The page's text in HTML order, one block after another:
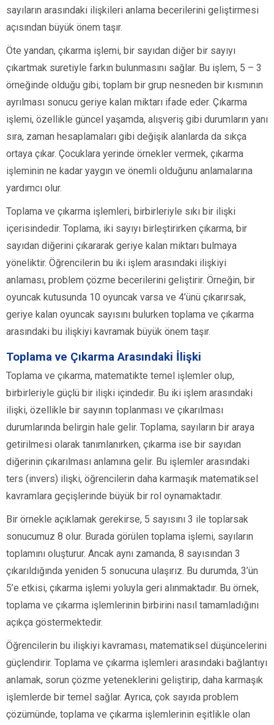
sayıların arasındaki ilişkileri anlama becerilerini geliştirmesi
açısından büyük önem taşır.
Öte yandan, çıkarma işlemi, bir sayıdan diğer bir sayıyı
çıkartmak suretiyle farkın bulunmasını sağlar. Bu işlem, 5 – 3
örneğinde olduğu gibi, toplam bir grup nesneden bir kısmının
ayrılması sonucu geriye kalan miktarı ifade eder. Çıkarma
işlemi, özellikle güncel yaşamda, alışveriş gibi durumların yanı
sıra, zaman hesaplamaları gibi değişik alanlarda da sıkça
ortaya çıkar. Çocuklara yerinde örnekler vermek, çıkarma
işleminin ne kadar yaygın ve önemli olduğunu anlamalarına
yardımcı olur.
Toplama ve çıkarma işlemleri, birbirleriyle sıkı bir ilişki
içerisindedir. Toplama, iki sayıyı birleştirirken çıkarma, bir
sayıdan diğerini çıkararak geriye kalan miktarı bulmaya
yöneliktir. Öğrencilerin bu iki işlem arasındaki ilişkiyi
anlaması, problem çözme becerilerini geliştirir. Örneğin, bir
oyuncak kutusunda 10 oyuncak varsa ve 4’ünü çıkarırsak,
geriye kalan oyuncak sayısını bulurken toplama ve çıkarma
arasındaki bu ilişkiyi kavramak büyük önem taşır.
Toplama ve Çıkarma Arasındaki İlişki
Toplama ve çıkarma, matematikte temel işlemler olup,
birbirleriyle güçlü bir ilişki içindedir. Bu iki işlem arasındaki
ilişki, özellikle bir sayının toplanması ve çıkarılması
durumlarında belirgin hale gelir. Toplama, sayıların bir araya
getirilmesi olarak tanımlanırken, çıkarma ise bir sayıdan
diğerinin çıkarılması anlamına gelir. Bu işlemler arasındaki
ters (invers) ilişki, öğrencilerin daha karmaşık matematiksel
kavramlara geçişlerinde büyük bir rol oynamaktadır.
Bir örnekle açıklamak gerekirse, 5 sayısını 3 ile toplarsak
sonucumuz 8 olur. Burada görülen toplama işlemi, sayıların
toplamını oluşturur. Ancak aynı zamanda, 8 sayısından 3
çıkarıldığında yeniden 5 sonucuna ulaşırız. Bu durumda, 3’ün
5’e etkisi, çıkarma işlemi yoluyla geri alınmaktadır. Bu örnek,
toplama ve çıkarma işlemlerinin birbirini nasıl tamamladığını
açıkça göstermektedir.
Öğrencilerin bu ilişkiyi kavraması, matematiksel düşüncelerini
güçlendirir. Toplama ve çıkarma işlemleri arasındaki bağlantıyı
anlamak, sorun çözme yeteneklerini geliştirip, daha karmaşık
işlemlerde bir temel sağlar. Ayrıca, çok sayıda problem
çözümünde, toplama ve çıkarma işlemlerinin eşitlikle olan